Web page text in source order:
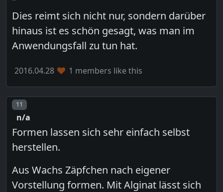
Dies reimt sich nicht nur, sondern darüber
hinaus ist es schön gesagt, was man im
Anwendungsfall zu tun hat.
2016.04.28 1 members like this
Post number
11
n/a
Formen lassen sich sehr einfach selbst
herstellen.
Aus Wachs Zäpfchen nach eigener
Vorstellung formen. Mit Alginat lässt sich